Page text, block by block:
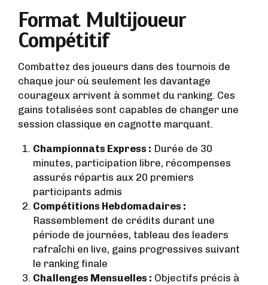
Format Multijoueur
Compétitif
Combattez des joueurs dans des tournois de
chaque jour où seulement les davantage
courageux arrivent à sommet du ranking. Ces
gains totalisées sont capables de changer une
session classique en cagnotte marquant.
Championnats Express : Durée de 30
minutes, participation libre, récompenses
assurés répartis aux 20 premiers
participants admis
Compétitions Hebdomadaires :
Rassemblement de crédits durant une
période de journées, tableau des leaders
rafraîchi en live, gains progressives suivant
le ranking finale
Challenges Mensuelles : Objectifs précis à